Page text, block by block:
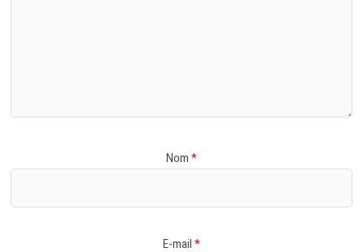
Nom *
E-mail *